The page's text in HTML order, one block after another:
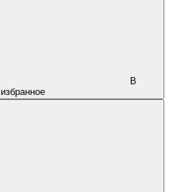
В
избранное